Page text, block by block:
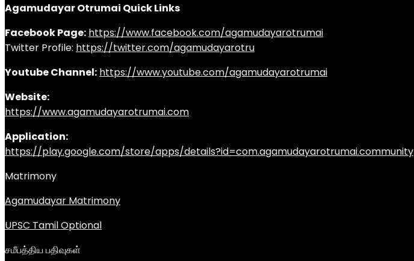
Agamudayar Otrumai Quick Links
Facebook Page: https://www.facebook.com/agamudayarotrumai
Twitter Profile: https://twitter.com/agamudayarotru
Youtube Channel: https://www.youtube.com/agamudayarotrumai
Website:
https://www.agamudayarotrumai.com
Application:
https://play.google.com/store/apps/details?id=com.agamudayarotrumai.community
Matrimony
Agamudayar Matrimony
UPSC Tamil Optional
சமீபத்திய பதிவுகள்